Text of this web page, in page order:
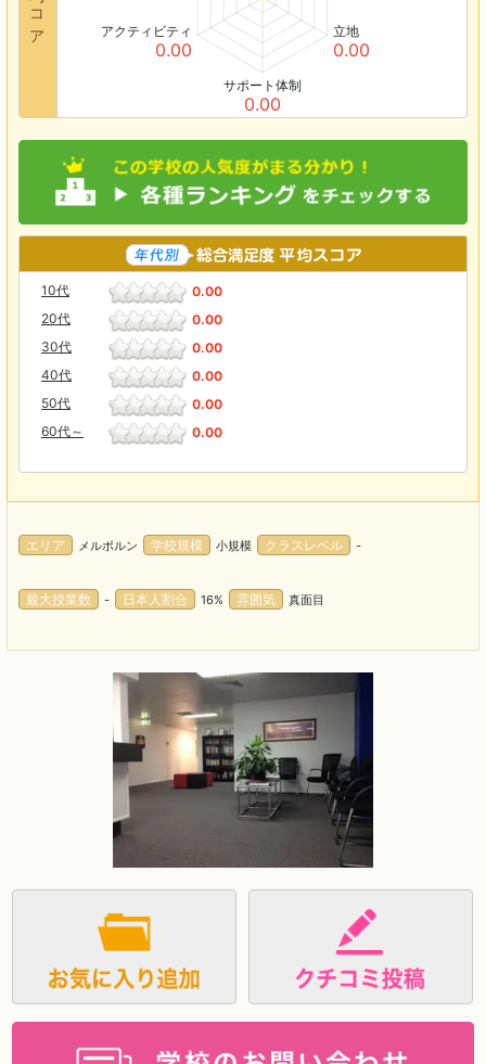
立地
0.00
サポート体制
0.00
アクティビティ
0.00
10代
0.00
20代
0.00
30代
0.00
40代
0.00
50代
0.00
60代～
0.00
エリア メルボルン 学校規模 小規模 クラスレベル -
最大授業数 - 日本人割合 16% 雰囲気 真面目